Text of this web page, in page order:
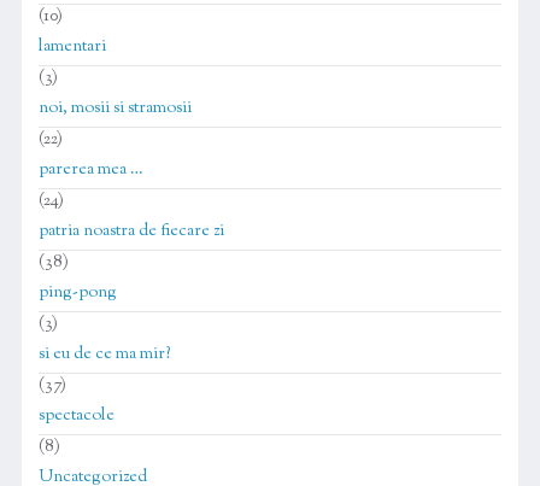
(10)
lamentari
(3)
noi, mosii si stramosii
(22)
parerea mea …
(24)
patria noastra de fiecare zi
(38)
ping-pong
(3)
si eu de ce ma mir?
(37)
spectacole
(8)
Uncategorized